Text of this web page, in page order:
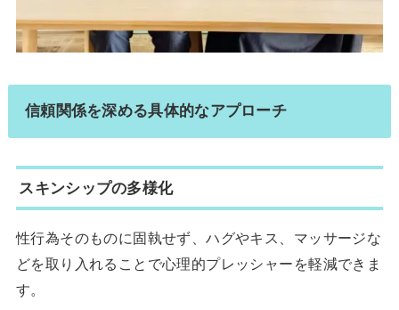
信頼関係を深める具体的なアプローチ
スキンシップの多様化
性行為そのものに固執せず、ハグやキス、マッサージな
どを取り入れることで心理的プレッシャーを軽減できま
す。